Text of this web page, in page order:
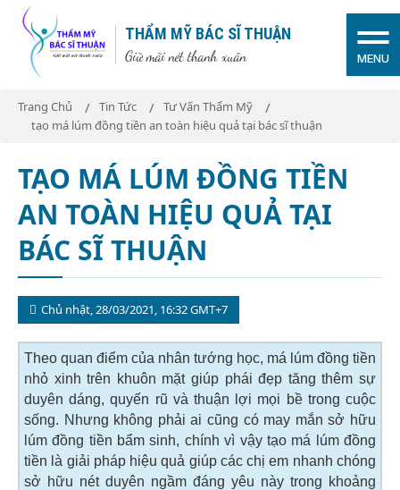
THẨM MỸ BÁC SĨ THUẬN
Giữ mãi nét thanh xuân MENU
Trang Chủ Tin Tức
Tư Vấn Thẩm Mỹ
tạo má lúm đồng tiền an toàn hiệu quả tại bác sĩ thuận
TẠO MÁ LÚM ĐỒNG TIỀN
AN TOÀN HIỆU QUẢ TẠI
BÁC SĨ THUẬN
Chủ nhật, 28/03/2021, 16:32 GMT+7
Theo quan điểm của nhân tướng học, má lúm đồng tiền
nhỏ xinh trên khuôn mặt giúp phái đẹp tăng thêm sự
duyên dáng, quyến rũ và thuận lợi mọi bề trong cuộc
sống. Nhưng không phải ai cũng có may mắn sở hữu
lúm đồng tiền bẩm sinh, chính vì vậy tạo má lúm đồng
tiền là giải pháp hiệu quả giúp các chị em nhanh chóng
sở hữu nét duyên ngầm đáng yêu này trong khoảng